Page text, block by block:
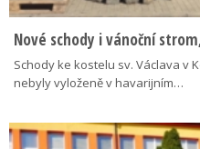
Nové schody i vánoční
Schody ke kostelu sv. Václava v
nebyly vyloženě v havarijním…